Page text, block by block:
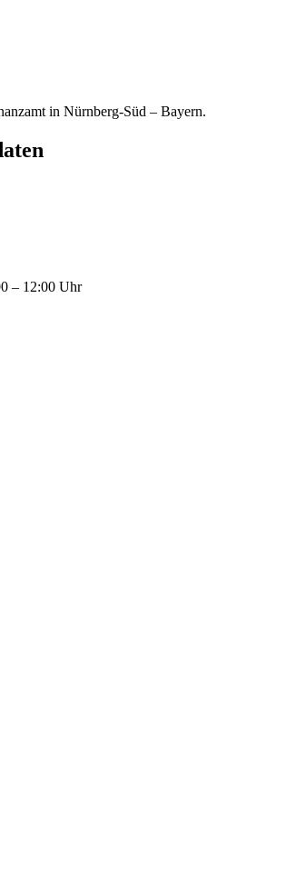
in Nürnberg-Süd – Bayern.
– 12:00 Uhr